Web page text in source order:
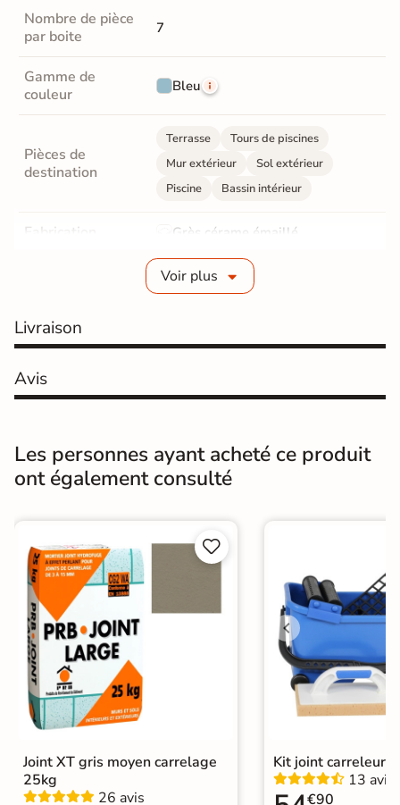
Nombre de pièce
par boite
7
Gamme de
couleur
Bleu
Pièces de
destination
Terrasse
Tours de piscines
Mur extérieur
Sol extérieur
Piscine
Bassin intérieur
Fabrication Grès cérame émaillé
9 mm
antidérapant
Résistance à
l'usure
Bords Non-rectifié
Surface Antidérapante
Nombres de
tampons
Résistant au Gel
Variation de la
couleur
Choix
Voir plus
Livraison
Avis
Les personnes ayant acheté ce produit
ont également consulté


Joint XT gris moyen carrelage
25kg
26 avis
Kit joint carreleur
13 avis
€90